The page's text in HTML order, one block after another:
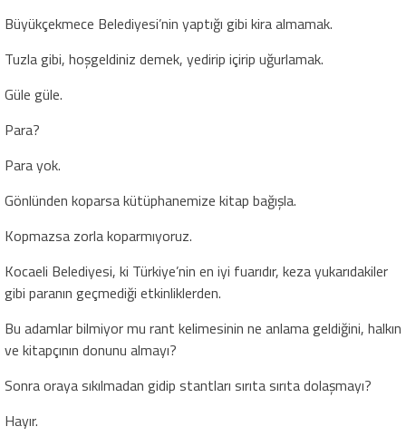
Büyükçekmece Belediyesi’nin yaptığı gibi kira almamak.
Tuzla gibi, hoşgeldiniz demek, yedirip içirip uğurlamak.
Güle güle.
Para?
Para yok.
Gönlünden koparsa kütüphanemize kitap bağışla.
Kopmazsa zorla koparmıyoruz.
Kocaeli Belediyesi, ki Türkiye’nin en iyi fuarıdır, keza yukarıdakiler
gibi paranın geçmediği etkinliklerden.
Bu adamlar bilmiyor mu rant kelimesinin ne anlama geldiğini, halkın
ve kitapçının donunu almayı?
Sonra oraya sıkılmadan gidip stantları sırıta sırıta dolaşmayı?
Hayır.